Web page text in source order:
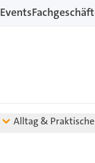
Events
Alltag &